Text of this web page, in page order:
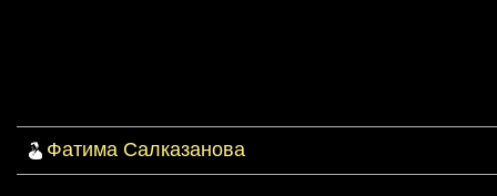
Фатима Салказанова